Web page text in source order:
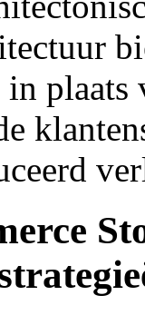
plaats